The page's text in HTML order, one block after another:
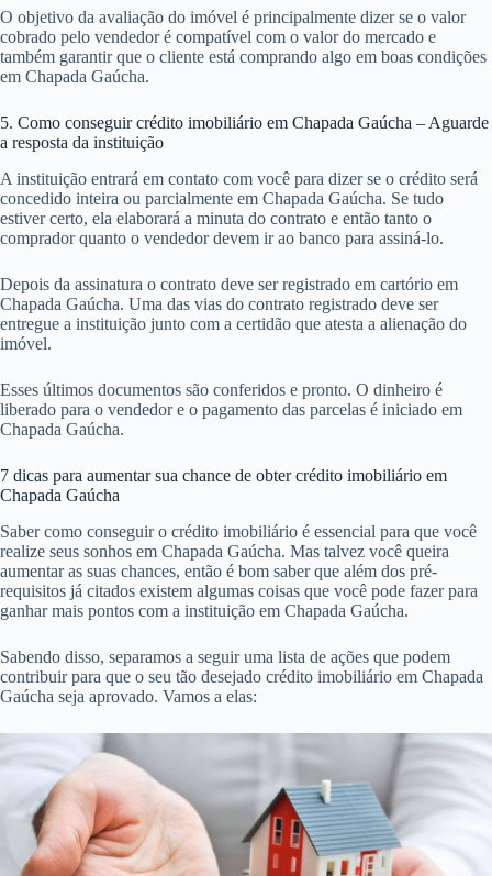
O objetivo da avaliação do imóvel é principalmente dizer se o valor
cobrado pelo vendedor é compatível com o valor do mercado e
também garantir que o cliente está comprando algo em boas condições
em Chapada Gaúcha.
5. Como conseguir crédito imobiliário em Chapada Gaúcha – Aguarde
a resposta da instituição
A instituição entrará em contato com você para dizer se o crédito será
concedido inteira ou parcialmente em Chapada Gaúcha. Se tudo
estiver certo, ela elaborará a minuta do contrato e então tanto o
comprador quanto o vendedor devem ir ao banco para assiná-lo.
Depois da assinatura o contrato deve ser registrado em cartório em
Chapada Gaúcha. Uma das vias do contrato registrado deve ser
entregue a instituição junto com a certidão que atesta a alienação do
imóvel.
Esses últimos documentos são conferidos e pronto. O dinheiro é
liberado para o vendedor e o pagamento das parcelas é iniciado em
Chapada Gaúcha.
7 dicas para aumentar sua chance de obter crédito imobiliário em
Chapada Gaúcha
Saber como conseguir o crédito imobiliário é essencial para que você
realize seus sonhos em Chapada Gaúcha. Mas talvez você queira
aumentar as suas chances, então é bom saber que além dos pré-
requisitos já citados existem algumas coisas que você pode fazer para
ganhar mais pontos com a instituição em Chapada Gaúcha.
Sabendo disso, separamos a seguir uma lista de ações que podem
contribuir para que o seu tão desejado crédito imobiliário em Chapada
Gaúcha seja aprovado. Vamos a elas: